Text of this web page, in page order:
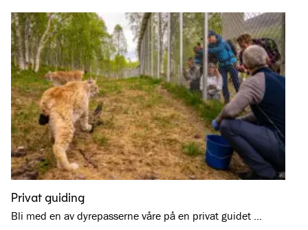
Privat guiding
Bli med en av dyrepasserne våre på en privat guidet …